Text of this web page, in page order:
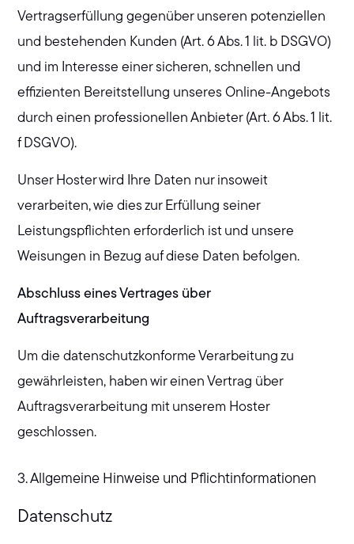
Vertragserfüllung gegenüber unseren potenziellen
und bestehenden Kunden (Art. 6 Abs. 1 lit. b DSGVO)
und im Interesse einer sicheren, schnellen und
effizienten Bereitstellung unseres Online-Angebots
durch einen professionellen Anbieter (Art. 6 Abs. 1 lit.
f DSGVO).
Unser Hoster wird Ihre Daten nur insoweit
verarbeiten, wie dies zur Erfüllung seiner
Leistungspflichten erforderlich ist und unsere
Weisungen in Bezug auf diese Daten befolgen.
Abschluss eines Vertrages über
Auftragsverarbeitung
Um die datenschutzkonforme Verarbeitung zu
gewährleisten, haben wir einen Vertrag über
Auftragsverarbeitung mit unserem Hoster
geschlossen.
3. Allgemeine Hinweise und Pflichtinformationen
Datenschutz